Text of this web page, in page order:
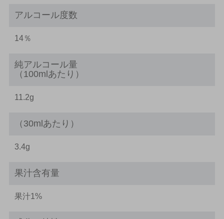
アルコール度数
14％
純アルコール量
（100mlあたり）
11.2g
（30mlあたり）
3.4g
果汁含有量
果汁1%